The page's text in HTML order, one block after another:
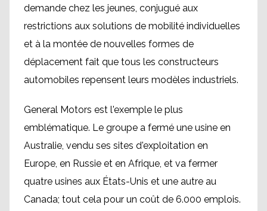
demande chez les jeunes, conjugué aux
restrictions aux solutions de mobilité individuelles
et à la montée de nouvelles formes de
déplacement fait que tous les constructeurs
automobiles repensent leurs modèles industriels.
General Motors est l'exemple le plus
emblématique. Le groupe a fermé une usine en
Australie, vendu ses sites d'exploitation en
Europe, en Russie et en Afrique, et va fermer
quatre usines aux États-Unis et une autre au
Canada; tout cela pour un coût de 6.000 emplois.